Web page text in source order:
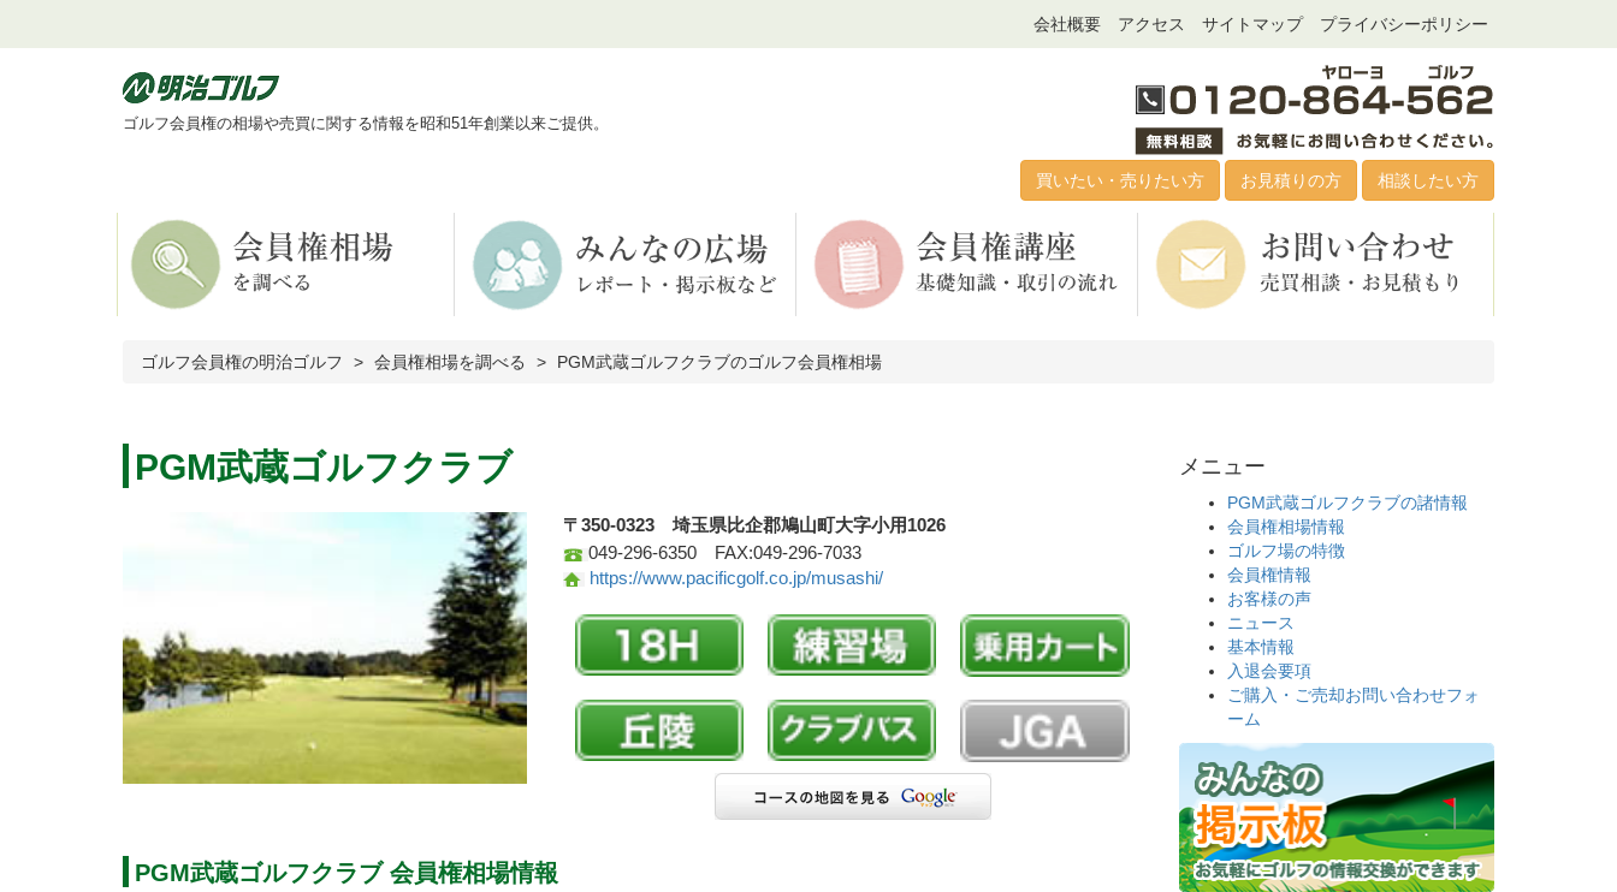
会社概要 アクセス サイトマップ プライバシーポリシー
ゴルフ会員権の相場や売買に関する情報を昭和51年創業以来ご提供。
買いたい・売りたい方 お見積りの方 相談したい方
ゴルフ会員権の明治ゴルフ 会員権相場を調べる PGM武蔵ゴルフクラブのゴルフ会員権相場
PGM武蔵ゴルフクラブ
〒350-0323 埼玉県比企郡鳩山町大字小用1026
049-296-6350 FAX:049-296-7033
https://www.pacificgolf.co.jp/musashi/
PGM武蔵ゴルフクラブ 会員権相場情報
メニュー
PGM武蔵ゴルフクラブの諸情報
会員権相場情報
ゴルフ場の特徴
会員権情報
お客様の声
ニュース
基本情報
入退会要項
ご購入・ご売却お問い合わせフォ
ーム